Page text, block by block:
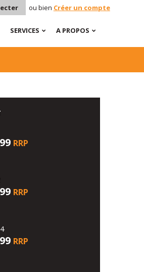
ou bien Créer un compte
SERVICES A PROPOS
RRP
RRP
RRP